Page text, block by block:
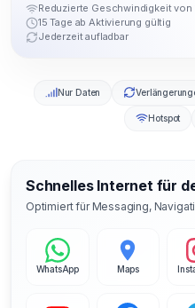
Reduzierte Geschwindigkeit von
15 Tage ab Aktivierung gültig
Jederzeit aufladbar
Nur Daten
Hotspot
Schnelles Internet für
Optimiert für Messaging,
WhatsApp Maps